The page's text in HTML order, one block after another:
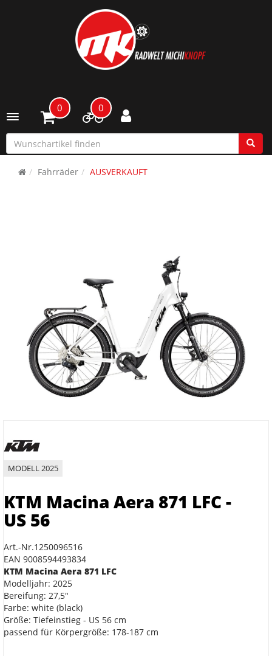
Toggle navigation
0 0
Fahrräder AUSVERKAUFT
MODELL 2025
KTM Macina Aera 871 LFC -
US 56
Art.-Nr.1250096516
EAN 9008594493834
KTM Macina Aera 871 LFC
Modelljahr: 2025
Bereifung: 27,5"
Farbe: white (black)
Größe: Tiefeinstieg - US 56 cm
passend für Körpergröße: 178-187 cm